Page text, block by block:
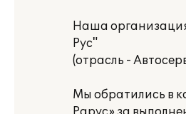
Наша
Рус"
(отрасль -
Мы обратились в